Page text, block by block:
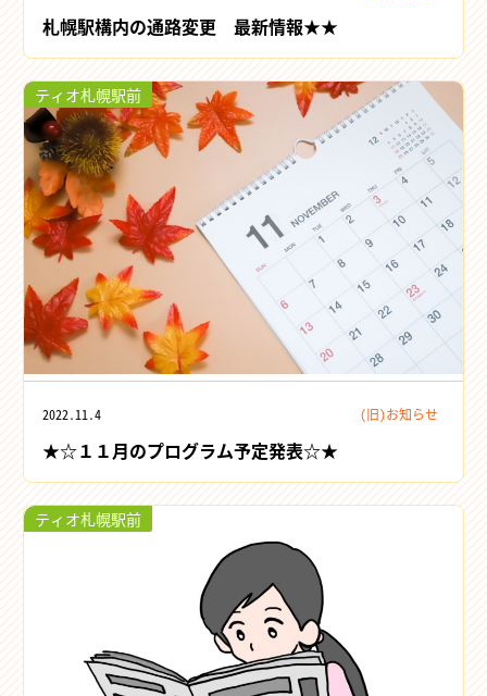
札幌駅構内の通路変更 最新情報★★
ティオ札幌駅前
2022.11.4 (旧)お知らせ
★☆１１月のプログラム予定発表☆★
ティオ札幌駅前